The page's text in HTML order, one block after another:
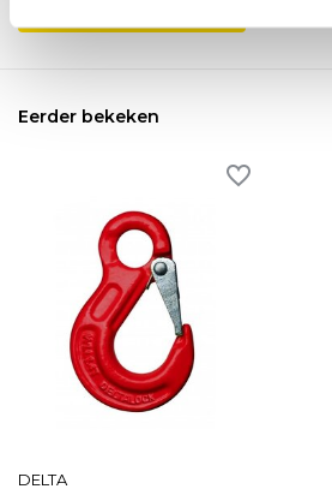
Eerder bekeken
DELTA